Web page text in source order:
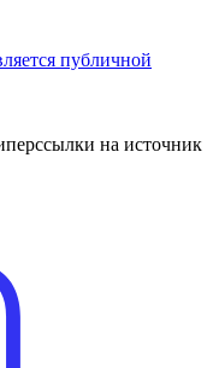
публичной
на источник